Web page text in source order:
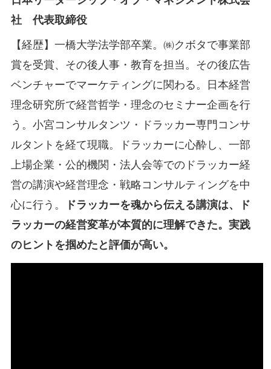
社 代表取締役
【経歴】一橋大学法学部卒業。㈱クボタで事業部
賞を受賞、その後人事・教育を担当。その後広告
ベンチャーでマーケティングに関わる。日本経営
理念研究所で経営哲学・理念のセミナー企画を行
う。小宮コンサルタンツ・ドラッカー専門コンサ
ルタントを経て現職。ドラッカーに心酔し、一部
上場企業・公的機関・法人会等でのドラッカー経
営の講演や経営理念・戦略コンサルティングを中
心に行う。
ドラッカーを魂から伝える講演は、ド
ラッカーの経営変革が本質的に理解できた。実践
のヒントを掴めたと評価が高い。